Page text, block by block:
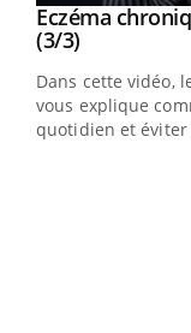
Youtube
Youtube
Eczéma
(3/3)Youtube
Dans cette vidéo,
vous explique
quotidien et éviter